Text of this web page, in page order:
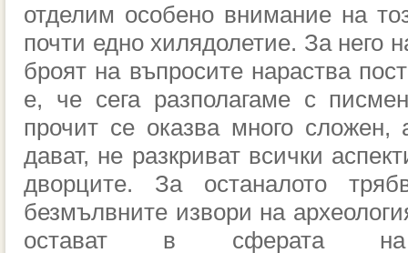
отделим особено внимание на
почти едно хилядолетие. За него
броят на въпросите нараства
е, че сега разполагаме с
прочит се оказва много
дават, не разкриват всички
дворците. За останалото
безмълвните извори на
остават в сферата на